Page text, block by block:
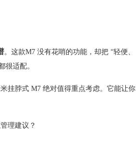
。这款M7 没有花哨的功能，却把 “轻便、
很适配。
挂脖式 M7 绝对值得重点考虑。它能让你
理建议？